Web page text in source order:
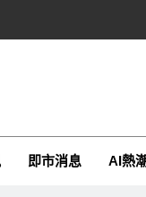
CFTime與你一
即市消息 AI熱潮